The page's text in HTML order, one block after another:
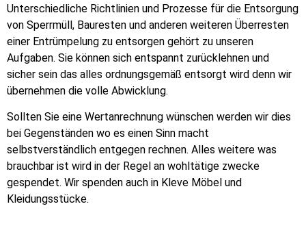
Unterschiedliche Richtlinien und Prozesse für die Entsorgung
von Sperrmüll, Bauresten und anderen weiteren Überresten
einer Entrümpelung zu entsorgen gehört zu unseren
Aufgaben. Sie können sich entspannt zurücklehnen und
sicher sein das alles ordnungsgemäß entsorgt wird denn wir
übernehmen die volle Abwicklung.
Sollten Sie eine Wertanrechnung wünschen werden wir dies
bei Gegenständen wo es einen Sinn macht
selbstverständlich entgegen rechnen. Alles weitere was
brauchbar ist wird in der Regel an wohltätige zwecke
gespendet. Wir spenden auch in Kleve Möbel und
Kleidungsstücke.